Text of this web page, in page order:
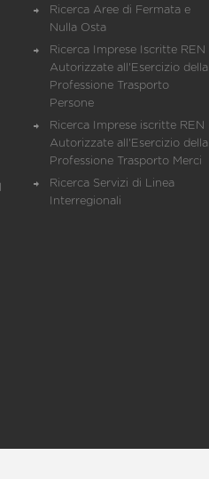
Ricerca Aree di Fermata e
Nulla Osta
Ricerca Imprese Iscritte REN
Autorizzate all'Esercizio della
Professione Trasporto
Persone
Ricerca Imprese iscritte REN
Autorizzate all'Esercizio della
Professione Trasporto Merci
Ricerca Servizi di Linea
Interregionali